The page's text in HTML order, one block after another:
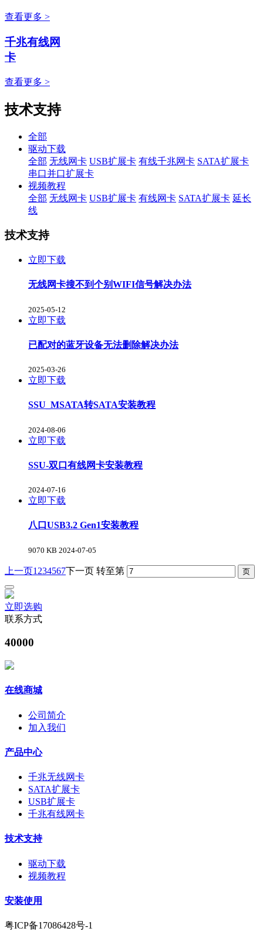
查看更多 >
千兆有线网
卡
查看更多 >
技术支持
全部
驱动下载
全部 无线网卡 USB扩展卡 有线千兆网卡 SATA扩展卡
串口并口扩展卡
视频教程
全部 无线网卡 USB扩展卡 有线网卡 SATA扩展卡 延长
线
技术支持
立即下载
无线网卡搜不到个别WIFI信号解决办法
2025-05-12
立即下载
已配对的蓝牙设备无法删除解决办法
2025-03-26
立即下载
SSU_MSATA转SATA安装教程
2024-08-06
立即下载
SSU-双口有线网卡安装教程
2024-07-16
立即下载
八口USB3.2 Gen1安装教程
9070 KB 2024-07-05
上一页1 234567下一页 转至第
立即选购
联系方式
40000
在线商城
公司简介
加入我们
产品中心
千兆无线网卡
SATA扩展卡
USB扩展卡
千兆有线网卡
技术支持
驱动下载
视频教程
安装使用
粤ICP备17086428号-1